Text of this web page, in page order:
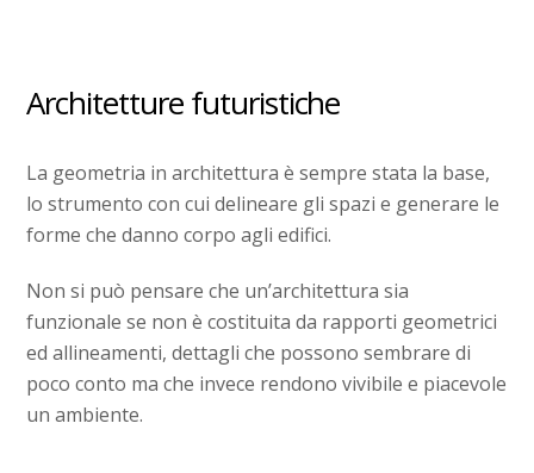
Architetture futuristiche
La geometria in architettura è sempre stata la base,
lo strumento con cui delineare gli spazi e generare le
forme che danno corpo agli edifici.
Non si può pensare che un’architettura sia
funzionale se non è costituita da rapporti geometrici
ed allineamenti, dettagli che possono sembrare di
poco conto ma che invece rendono vivibile e piacevole
un ambiente.